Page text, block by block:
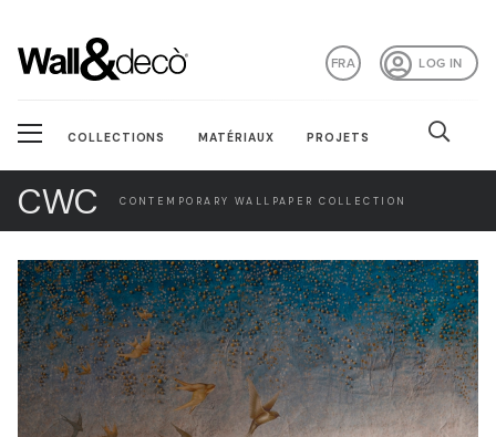
LOG IN
FRA
COLLECTIONS MATÉRIAUX PROJETS
CWC CONTEMPORARY WALLPAPER COLLECTION